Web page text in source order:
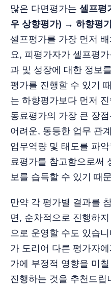
많은 다면평가는 셀프평
우 상향평가) → 하향평
셀프평가를 가장 먼저
요, 피평가자가 셀프평
과 및 성장에 대한 정보
평가를 진행할 수 있기
는 하향평가보다 먼저
동료평가의 가장 큰 장
어려운, 동등한 업무 관
업무역량 및 태도를 파
료평가를 참고함으로써
보를 습득할 수 있기 때
만약 각 평가별 결과를
면, 순차적으로 진행하
으로 운영할 수도 있습
가 도리어 다른 평가자
가에 부정적 영향을 미
진행하는 것을 추천드립